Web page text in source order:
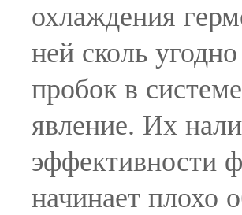
охлаждения
ней сколь
пробок в
явление. Их
эффективности
начинает плохо